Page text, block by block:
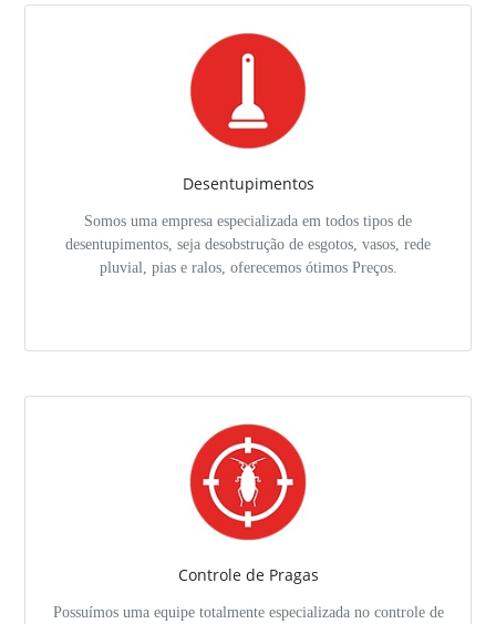
Desentupimentos
Somos uma empresa especializada em todos tipos de
desentupimentos, seja desobstrução de esgotos, vasos, rede
pluvial, pias e ralos, oferecemos ótimos Preços.
Controle de Pragas
Possuímos uma equipe totalmente especializada no controle de